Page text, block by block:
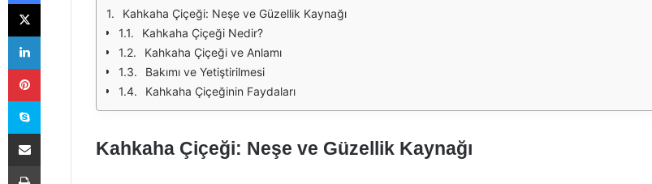
Kahkaha Çiçeği: Neşe ve Güzellik Kaynağı
Kahkaha Çiçeği Nedir?
Kahkaha Çiçeği ve Anlamı
Bakımı ve Yetiştirilmesi
Kahkaha Çiçeğinin Faydaları
Kahkaha Çiçeği: Neşe ve Güzellik Kaynağı
X
LinkedIn
Pinterest
Skype
E-Posta ile paylaş